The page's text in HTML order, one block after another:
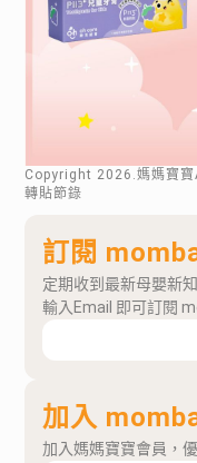
Copyright 2026 .媽媽寶
轉貼節錄
訂閱
定期收到最新母嬰新
輸入Email 即可訂閱
加入
加入媽媽寶寶會員，